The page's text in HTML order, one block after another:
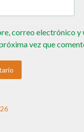
correo electrónico y
vez que